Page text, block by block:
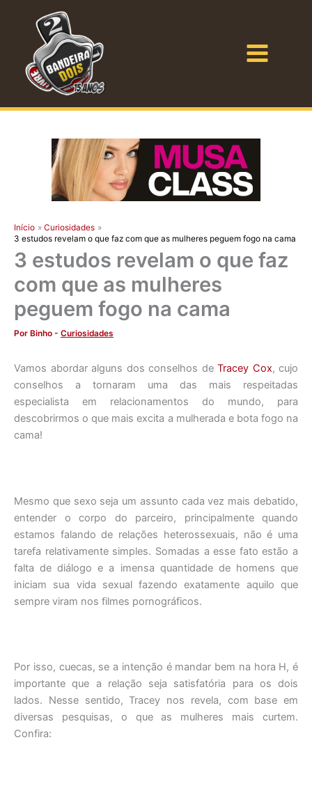
conteúdo
Início
Curiosidades
3 estudos revelam o que faz com que as mulheres peguem fogo na cama
3 estudos revelam o que faz
com que as mulheres
peguem fogo na cama
Por Binho - Curiosidades
Vamos abordar alguns dos conselhos de Tracey Cox, cujo
conselhos a tornaram uma das mais respeitadas
especialista em relacionamentos do mundo, para
descobrirmos o que mais excita a mulherada e bota fogo na
cama!
Mesmo que sexo seja um assunto cada vez mais debatido,
entender o corpo do parceiro, principalmente quando
estamos falando de relações heterossexuais, não é uma
tarefa relativamente simples. Somadas a esse fato estão a
falta de diálogo e a imensa quantidade de homens que
iniciam sua vida sexual fazendo exatamente aquilo que
sempre viram nos filmes pornográficos.
Por isso, cuecas, se a intenção é mandar bem na hora H, é
importante que a relação seja satisfatória para os dois
lados. Nesse sentido, Tracey nos revela, com base em
diversas pesquisas, o que as mulheres mais curtem.
Confira: